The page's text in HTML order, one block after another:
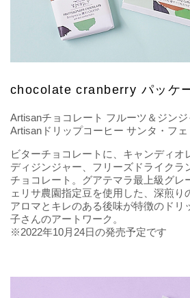
chocolate cranberry パッケ
Artisanチョコレート フルーツ＆ジン
Artisanドリップコーヒー サンタ・フ
ビターチョコレートに、キャンディオ
ディジンジャー、フリーズドライクラ
チョコレート。グアテマラ最上級グレ
ェリサ農園指定豆を使用した、深煎り
アロマとキレのある後味が特徴のドリ
子さんのアートワーク。
※2022年10月24日の発売予定です